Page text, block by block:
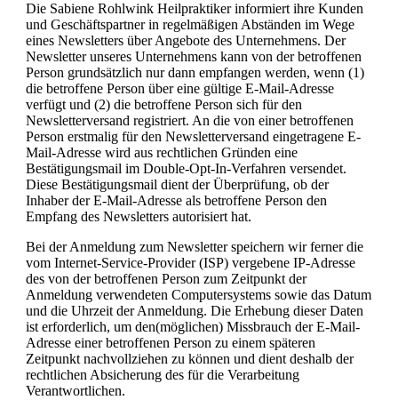
Die Sabiene Rohlwink Heilpraktiker informiert ihre Kunden
und Geschäftspartner in regelmäßigen Abständen im Wege
eines Newsletters über Angebote des Unternehmens. Der
Newsletter unseres Unternehmens kann von der betroffenen
Person grundsätzlich nur dann empfangen werden, wenn (1)
die betroffene Person über eine gültige E-Mail-Adresse
verfügt und (2) die betroffene Person sich für den
Newsletterversand registriert. An die von einer betroffenen
Person erstmalig für den Newsletterversand eingetragene E-
Mail-Adresse wird aus rechtlichen Gründen eine
Bestätigungsmail im Double-Opt-In-Verfahren versendet.
Diese Bestätigungsmail dient der Überprüfung, ob der
Inhaber der E-Mail-Adresse als betroffene Person den
Empfang des Newsletters autorisiert hat.
Bei der Anmeldung zum Newsletter speichern wir ferner die
vom Internet-Service-Provider (ISP) vergebene IP-Adresse
des von der betroffenen Person zum Zeitpunkt der
Anmeldung verwendeten Computersystems sowie das Datum
und die Uhrzeit der Anmeldung. Die Erhebung dieser Daten
ist erforderlich, um den(möglichen) Missbrauch der E-Mail-
Adresse einer betroffenen Person zu einem späteren
Zeitpunkt nachvollziehen zu können und dient deshalb der
rechtlichen Absicherung des für die Verarbeitung
Verantwortlichen.